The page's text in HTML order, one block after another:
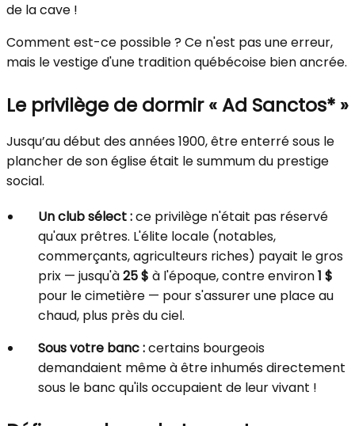
de la cave !
Comment est-ce possible ? Ce n'est pas une erreur,
mais le vestige d'une tradition québécoise bien ancrée.
Le privilège de dormir « Ad Sanctos* »
Jusqu’au début des années 1900, être enterré sous le
plancher de son église était le summum du prestige
social.
Un club sélect :ce privilège n'était pas réservé
qu'aux prêtres. L'élite locale (notables,
commerçants, agriculteurs riches) payait le gros
prix — jusqu'à25 $ à l'époque, contre environ1 $
pour le cimetière — pour s'assurer une place au
chaud, plus près du ciel.
Sous votre banc :certains bourgeois
demandaient même à être inhumés directement
sous le banc qu'ils occupaient de leur vivant !